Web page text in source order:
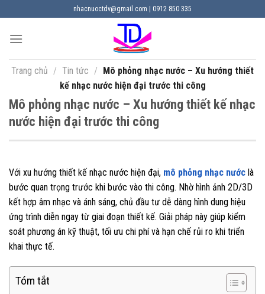
đến
nhacnuoctdv@gmail.com | 0912 850 335
Trang chủ / Tin tức / Mô phỏng nhạc nước – Xu hướng thiết
kế nhạc nước hiện đại trước thi công
Mô phỏng nhạc nước – Xu hướng thiết kế nhạc
nước hiện đại trước thi công
Với xu hướng thiết kế nhạc nước hiện đại, mô phỏng nhạc nước là
bước quan trọng trước khi bước vào thi công. Nhờ hình ảnh 2D/3D
kết hợp âm nhạc và ánh sáng, chủ đầu tư dễ dàng hình dung hiệu
ứng trình diễn ngay từ giai đoạn thiết kế. Giải pháp này giúp kiểm
soát phương án kỹ thuật, tối ưu chi phí và hạn chế rủi ro khi triển
khai thực tế.
Tóm tắt